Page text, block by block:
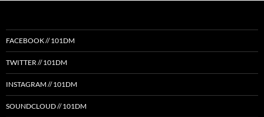
FACEBOOK // 101DM
TWITTER // 101DM
INSTAGRAM // 101DM
SOUNDCLOUD // 101DM